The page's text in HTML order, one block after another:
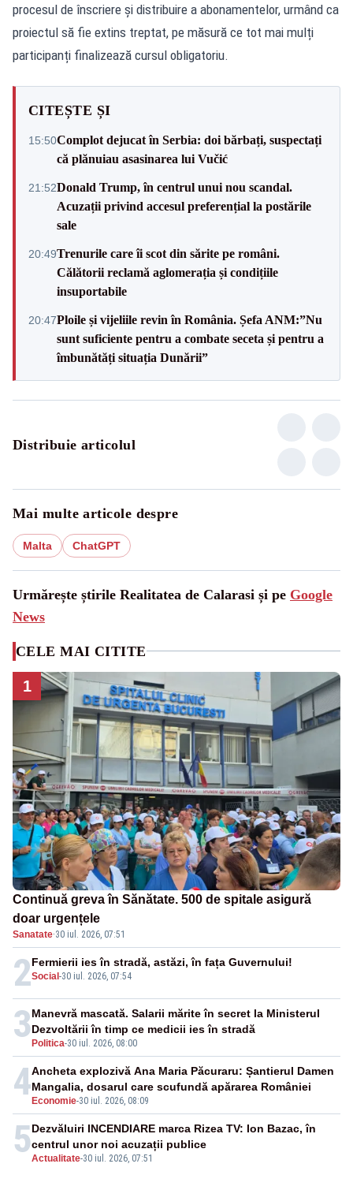
procesul de înscriere și distribuire a abonamentelor, urmând ca
proiectul să fie extins treptat, pe măsură ce tot mai mulți
participanți finalizează cursul obligatoriu.
CITEȘTE ȘI
15:50Complot dejucat în Serbia: doi bărbați, suspectați
că plănuiau asasinarea lui Vučić
21:52Donald Trump, în centrul unui nou scandal.
Acuzații privind accesul preferențial la postările
sale
20:49Trenurile care îi scot din sărite pe români.
Călătorii reclamă aglomerația și condițiile
insuportabile
20:47Ploile și vijeliile revin în România. Șefa ANM:”Nu
sunt suficiente pentru a combate seceta și pentru a
îmbunătăți situația Dunării”
Distribuie articolul
Mai multe articole despre
Malta ChatGPT
Urmărește știrile Realitatea de Calarasi și pe Google
News
CELE MAI CITITE
1
Continuă greva în Sănătate. 500 de spitale asigură
doar urgențele
Sanatate·30 iul. 2026, 07:51
2Social -30 iul. 2026, 07:54
Fermierii ies în stradă, astăzi, în fața Guvernului!
3 Politica-30 iul. 2026, 08:00
Manevră mascată. Salarii mărite în secret la Ministerul
Dezvoltării în timp ce medicii ies în stradă
4 Economie-30 iul. 2026, 08:09
Ancheta explozivă Ana Maria Păcuraru: Șantierul Damen
Mangalia, dosarul care scufundă apărarea României
5Actualitate-30 iul. 2026, 07:51
Dezvăluiri INCENDIARE marca Rizea TV: Ion Bazac, în
centrul unor noi acuzații publice